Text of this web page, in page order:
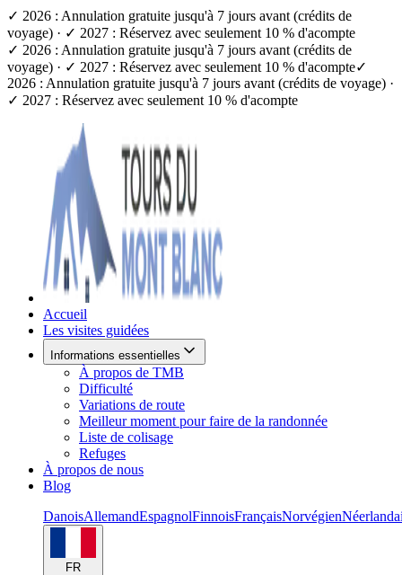
✓ 2026 : Annulation gratuite jusqu'à 7 jours avant (crédits de
voyage) · ✓ 2027 : Réservez avec seulement 10 % d'acompte
✓ 2026 : Annulation gratuite jusqu'à 7 jours avant (crédits de
voyage) · ✓ 2027 : Réservez avec seulement 10 % d'acompte✓
2026 : Annulation gratuite jusqu'à 7 jours avant (crédits de voyage) ·
✓ 2027 : Réservez avec seulement 10 % d'acompte
Accueil
Les visites guidées
Informations essentielles
À propos de TMB
Difficulté
Variations de route
Meilleur moment pour faire de la randonnée
Liste de colisage
Refuges
À propos de nous
Blog
DanoisAllemandEspagnolFinnoisFrançaisNorvégien
FR